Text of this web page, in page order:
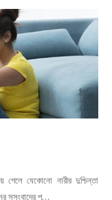
যেকোনো নারীর দুশ্চিন্তা
সুসংবাদের প…